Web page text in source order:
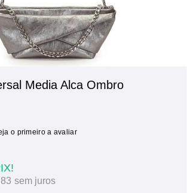
Media Alca Ombro
o primeiro a avaliar
sem juros